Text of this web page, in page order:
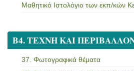
Μαθητικό Ιστολόγιο των εκπ/κών
Β4. ΤΕΧΝΗ ΚΑΙ
37. Φωτογραφικά θέματα